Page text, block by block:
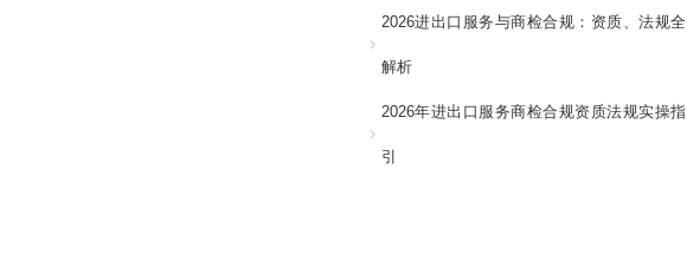
2026进出口服务与商检合规：资质、法规全
解析
2026年进出口服务商检合规资质法规实操指
引